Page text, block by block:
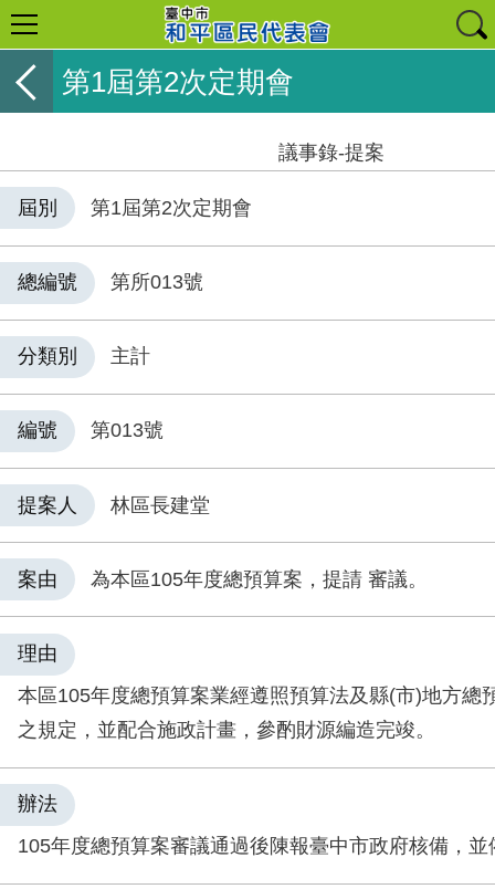
第1屆第2次定期會
議事錄-提案
屆別 第1屆第2次定期會
總編號 第所013號
分類別 主計
編號 第013號
提案人 林區長建堂
案由 為本區105年度總預算案，提請 審議。
理由
本區105年度總預算案業經遵照預算法及縣(市)地方總
之規定，並配合施政計畫，參酌財源編造完竣。
辦法
105年度總預算案審議通過後陳報臺中市政府核備，並